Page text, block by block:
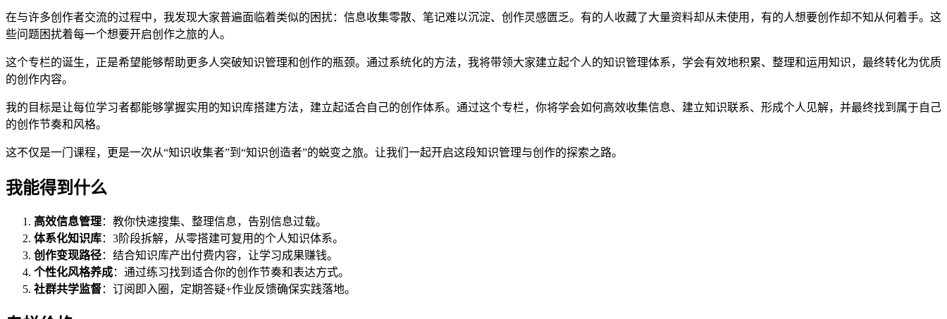
在与许多创作者交流的过程中，我发现大家普遍面临着类似的困扰：信息收集零散、笔记难以沉淀、创作灵感匮乏。有的人收藏了大量资料却从未使用，有的人想要创作却不知从何着手。这
些问题困扰着每一个想要开启创作之旅的人。
这个专栏的诞生，正是希望能够帮助更多人突破知识管理和创作的瓶颈。通过系统化的方法，我将带领大家建立起个人的知识管理体系，学会有效地积累、整理和运用知识，最终转化为优质
的创作内容。
我的目标是让每位学习者都能够掌握实用的知识库搭建方法，建立起适合自己的创作体系。通过这个专栏，你将学会如何高效收集信息、建立知识联系、形成个人见解，并最终找到属于自己
的创作节奏和风格。
这不仅是一门课程，更是一次从“知识收集者”到“知识创造者”的蜕变之旅。让我们一起开启这段知识管理与创作的探索之路。
我能得到什么
高效信息管理：教你快速搜集、整理信息，告别信息过载。
体系化知识库：3阶段拆解，从零搭建可复用的个人知识体系。
创作变现路径：结合知识库产出付费内容，让学习成果赚钱。
个性化风格养成：通过练习找到适合你的创作节奏和表达方式。
社群共学监督：订阅即入圈，定期答疑+作业反馈确保实践落地。